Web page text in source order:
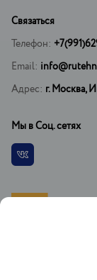
При копировании
сайт
Связаться
Телефон:
Email:
Адрес: г. Москва,
Мы в Соц. сетях
Vkontakte